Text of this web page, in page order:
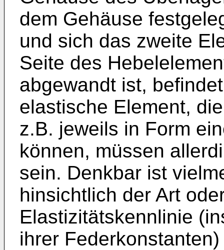
dem Gehäuse
und sich das zweite
Seite des
abgewandt ist,
elastische Element,
z.B. jeweils in Form
können, müssen
sein. Denkbar ist
hinsichtlich der Art
Elastizitätskennlinie
ihrer